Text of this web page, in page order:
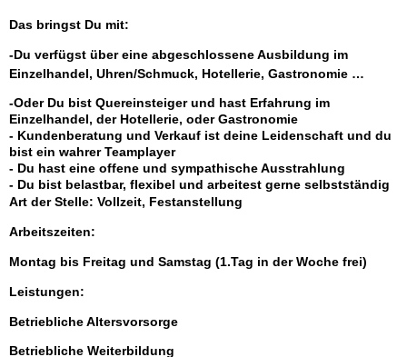
Das bringst Du mit:
-Du verfügst über eine abgeschlossene Ausbildung im
Einzelhandel, Uhren/Schmuck, Hotellerie, Gastronomie …
-Oder Du bist Quereinsteiger und hast Erfahrung im
Einzelhandel, der Hotellerie, oder Gastronomie
- Kundenberatung und Verkauf ist deine Leidenschaft und du
bist ein wahrer Teamplayer
- Du hast eine offene und sympathische Ausstrahlung
- Du bist belastbar, flexibel und arbeitest gerne selbstständig
Art der Stelle: Vollzeit, Festanstellung
Arbeitszeiten:
Montag bis Freitag und Samstag (1.Tag in der Woche frei)
Leistungen:
Betriebliche Altersvorsorge
Betriebliche Weiterbildung